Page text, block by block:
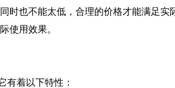
时也不能太低，合理的价格才能满足
使用效果。
有着以下特性：